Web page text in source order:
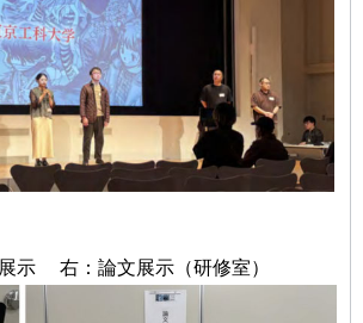
示 右：論文展示（研修室）